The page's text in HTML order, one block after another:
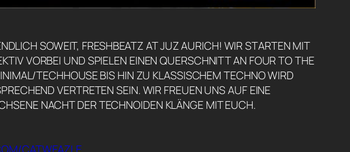
SOWEIT, FRESHBEATZ AT JUZ AURICH! WIR STARTEN MIT
VORBEI UND SPIELEN EINEN QUERSCHNITT AN FOUR TO THE
TECHHOUSE BIS HIN ZU KLASSISCHEM TECHNO WIRD
VERTRETEN SEIN. WIR FREUEN UNS AUF EINE
NACHT DER TECHNOIDEN KLÄNGE MIT EUCH.